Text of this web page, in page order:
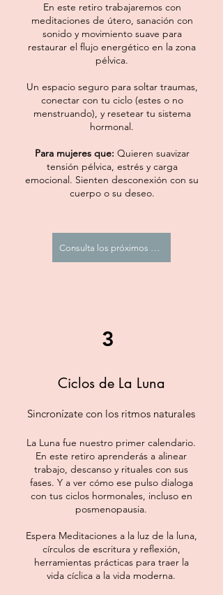
En este retiro trabajaremos con
meditaciones de útero, sanación con
sonido y movimiento suave para
restaurar el flujo energético en la zona
pélvica.
Un espacio seguro para soltar traumas,
conectar con tu ciclo (estes o no
menstruando), y resetear tu sistema
hormonal.
Para mujeres que: Quieren suavizar
tensión pélvica, estrés y carga
emocional. Sienten desconexión con su
cuerpo o su deseo.
3
Ciclos de La Luna
Sincronízate con los ritmos naturales
La Luna fue nuestro primer calendario.
En este retiro aprenderás a alinear
trabajo, descanso y rituales con sus
fases. Y a ver cómo ese pulso dialoga
con tus ciclos hormonales, incluso en
posmenopausia.
Espera Meditaciones a la luz de la luna,
círculos de escritura y reflexión,
herramientas prácticas para traer la
vida cíclica a la vida moderna.